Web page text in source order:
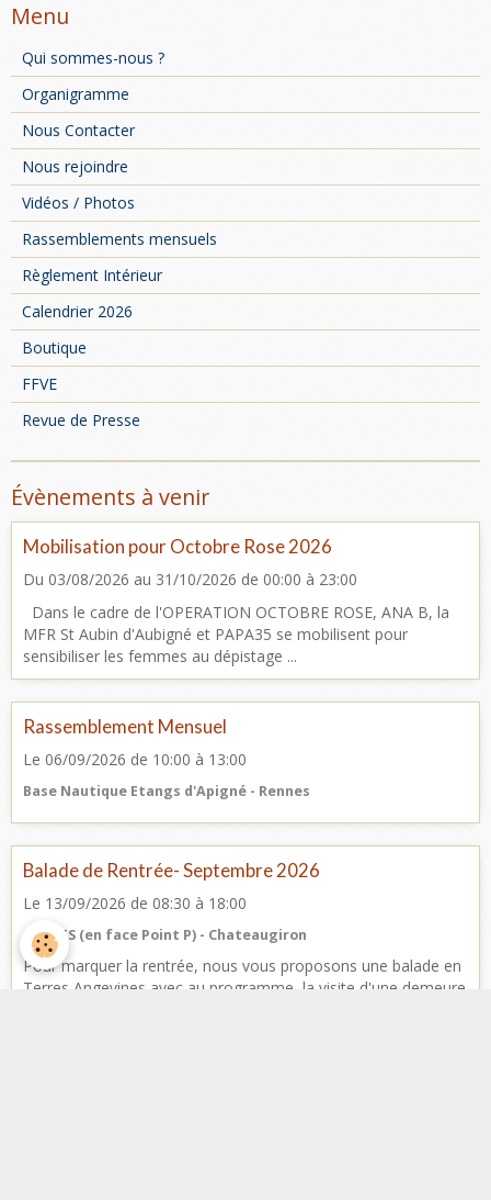
Menu
Qui sommes-nous ?
Organigramme
Nous Contacter
Nous rejoindre
Vidéos / Photos
Rassemblements mensuels
Règlement Intérieur
Calendrier 2026
Boutique
FFVE
Revue de Presse
Évènements à venir
Mobilisation pour Octobre Rose 2026
Du 03/08/2026 au 31/10/2026 de 00:00 à 23:00
Dans le cadre de l'OPERATION OCTOBRE ROSE, ANA B, la
MFR St Aubin d'Aubigné et PAPA35 se mobilisent pour
sensibiliser les femmes au dépistage ...
Rassemblement Mensuel
Le 06/09/2026 de 10:00 à 13:00
Base Nautique Etangs d'Apigné - Rennes
Balade de Rentrée- Septembre 2026
Le 13/09/2026 de 08:30 à 18:00
Ets BTS (en face Point P) - Chateaugiron
Pour marquer la rentrée, nous vous proposons une balade en
Terres Angevines avec au programme, la visite d'une demeure